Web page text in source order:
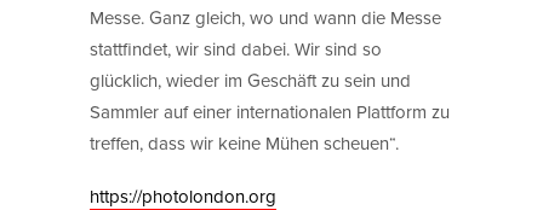
Messe. Ganz gleich, wo und wann die Messe
stattfindet, wir sind dabei. Wir sind so
glücklich, wieder im Geschäft zu sein und
Sammler auf einer internationalen Plattform zu
treffen, dass wir keine Mühen scheuen“.
https://photolondon.org